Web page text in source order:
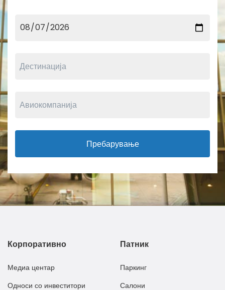
Пребарување
Корпоративно
Медиа центар
Односи со инвеститори
Патник
Паркинг
Салони